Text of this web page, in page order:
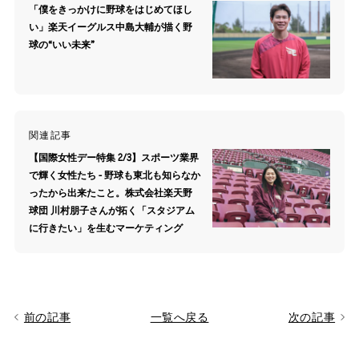
「僕をきっかけに野球をはじめてほし
い」楽天イーグルス中島大輔が描く野
球の“いい未来”
関連記事
【国際女性デー特集 2/3】スポーツ業界
で輝く女性たち - 野球も東北も知らなか
ったから出来たこと。株式会社楽天野
球団 川村朋子さんが拓く「スタジアム
に行きたい」を生むマーケティング
前の記事 一覧へ戻る 次の記事